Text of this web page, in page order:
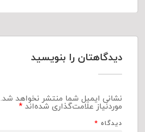
دیدگاهتان را بنویسید
نشانی ایمیل شما منتشر نخواهد شد.
موردنیاز علامت‌گذاری شده‌اند*
دیدگاه *